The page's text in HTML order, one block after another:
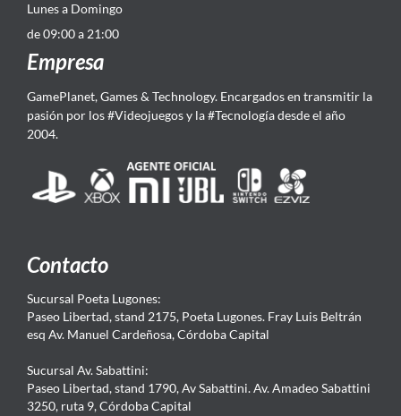
Lunes a Domingo
de 09:00 a 21:00
Empresa
GamePlanet, Games & Technology. Encargados en transmitir la
pasión por los #Videojuegos y la #Tecnología desde el año
2004.
Contacto
Sucursal Poeta Lugones:
Paseo Libertad, stand 2175, Poeta Lugones. Fray Luis Beltrán
esq Av. Manuel Cardeñosa, Córdoba Capital
Sucursal Av. Sabattini:
Paseo Libertad, stand 1790, Av Sabattini. Av. Amadeo Sabattini
3250, ruta 9, Córdoba Capital